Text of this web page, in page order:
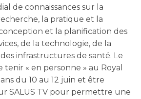
de connaissances sur la
la pratique et la
et la planification des
de la technologie, de la
infrastructures de santé. Le
tenir « en personne » au Royal
du 10 au 12 juin et être
SALUS TV pour permettre une